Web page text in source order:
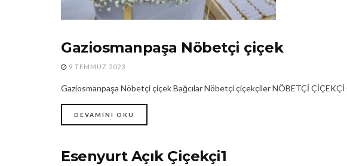
24 SAAT AÇIK ÇIÇEKÇI
Gaziosmanpaşa Nöbetçi çiçek
9 TEMMUZ 2023
Gaziosmanpaşa Nöbetçi çiçek Bağcılar Nöbetçi çiçekçiler NÖBETÇİ
DEVAMINI OKU
BAĞCILAR NÖBETÇI ÇIÇEKÇI
Esenyurt Açık Çiçekçi1